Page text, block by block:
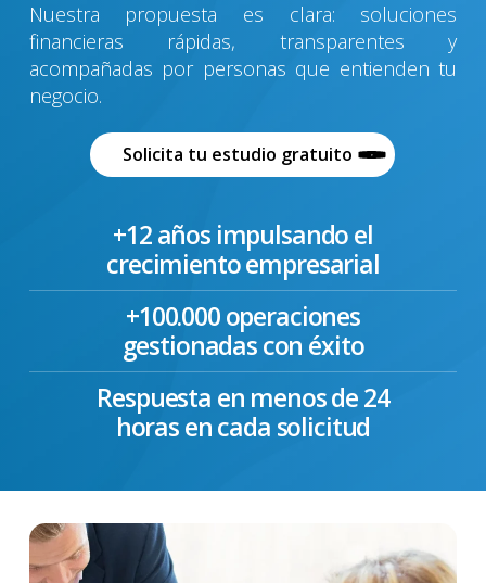
Nuestra propuesta es clara: soluciones
financieras rápidas, transparentes y
acompañadas por personas que entienden tu
negocio.
Solicita tu estudio gratuito
+12 años impulsando el
crecimiento empresarial
+100.000 operaciones
gestionadas con éxito
Respuesta en menos de 24
horas en cada solicitud